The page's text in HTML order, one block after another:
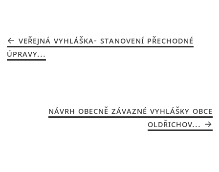
VEŘEJNÁ VYHLÁŠKA- STANOVENÍ PŘECHODNÉ
ÚPRAVY...
NÁVRH OBECNĚ ZÁVAZNÉ VYHLÁŠKY OBCE
OLDŘICHOV...